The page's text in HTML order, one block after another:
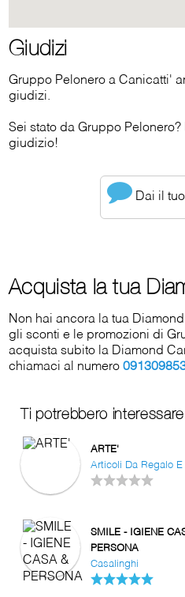
Giudizi
Gruppo Pelonero a Canicatti'
giudizi.
Sei stato da Gruppo
giudizio!
Dai il
Acquista la tua
Non hai ancora la tua
gli sconti e le promozioni di
acquista subito la Diamond
chiamaci al numero
Ti potrebbero interessare
ARTE'
Articoli Da Regalo E
SMILE - IGIENE
PERSONA
Casalinghi